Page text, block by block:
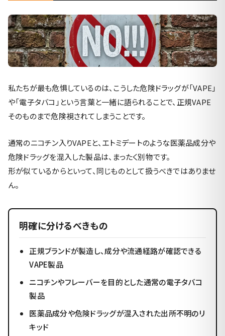
私たちが最も危惧しているのは、こうした危険ドラッグが「VAPE」
や「電子タバコ」という言葉と一緒に語られることで、正規VAPE
そのものまで危険視されてしまうことです。
通常のニコチン入りVAPEと、エトミデートのような医薬品成分や
危険ドラッグを混入した製品は、まったく別物です。
形が似ているからといって、同じものとして扱うべきではありませ
ん。
明確に分けるべきもの
正規ブランドが製造し、成分や流通経路が確認できる
VAPE製品
ニコチンやフレーバーを目的とした通常の電子タバコ
製品
医薬品成分や危険ドラッグが混入された出所不明のリ
キッド